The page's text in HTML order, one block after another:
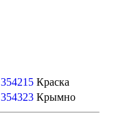
354215 Краска
354323 Крымно